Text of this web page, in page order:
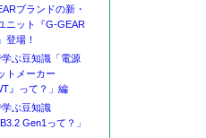
ブランドの新・
ニット『G-GEAR
登場！
ぶ豆知識「電源
トメーカー
』って？」編
ぶ豆知識
Gen1って？」